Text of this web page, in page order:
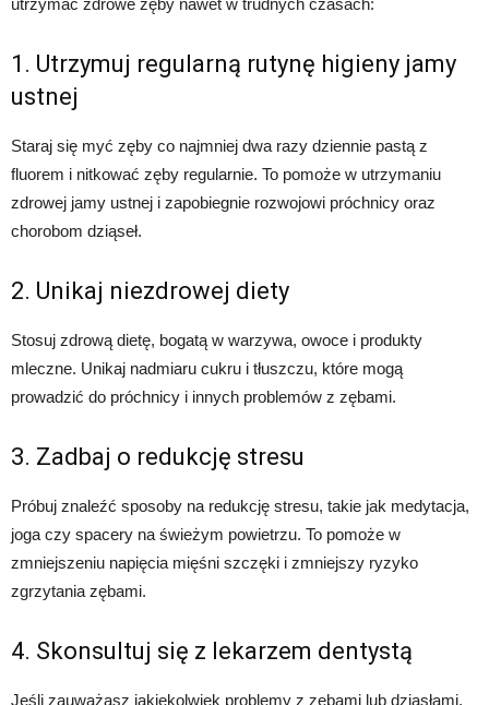
utrzymać zdrowe zęby nawet w trudnych czasach:
1. Utrzymuj regularną rutynę higieny jamy
ustnej
Staraj się myć zęby co najmniej dwa razy dziennie pastą z
fluorem i nitkować zęby regularnie. To pomoże w utrzymaniu
zdrowej jamy ustnej i zapobiegnie rozwojowi próchnicy oraz
chorobom dziąseł.
2. Unikaj niezdrowej diety
Stosuj zdrową dietę, bogatą w warzywa, owoce i produkty
mleczne. Unikaj nadmiaru cukru i tłuszczu, które mogą
prowadzić do próchnicy i innych problemów z zębami.
3. Zadbaj o redukcję stresu
Próbuj znaleźć sposoby na redukcję stresu, takie jak medytacja,
joga czy spacery na świeżym powietrzu. To pomoże w
zmniejszeniu napięcia mięśni szczęki i zmniejszy ryzyko
zgrzytania zębami.
4. Skonsultuj się z lekarzem dentystą
Jeśli zauważasz jakiekolwiek problemy z zębami lub dziąsłami,